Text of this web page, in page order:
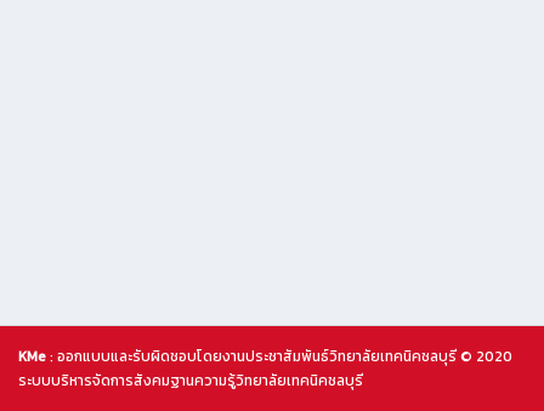
KMe: ออกแบบและรับผิดชอบโดยงานประชาสัมพันธ์วิทยาลัยเทคนิคชลบุรี © 2020
ระบบบริหารจัดการสังคมฐานความรู้วิทยาลัยเทคนิคชลบุรี